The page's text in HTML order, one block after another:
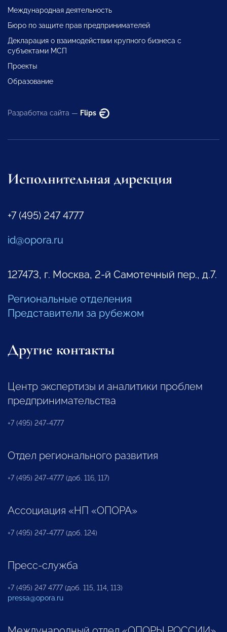
Международная деятельность
Бюро по защите прав предпринимателей
Декларация о взаимодействии крупного бизнеса с
субъектами МСП
Проекты
Образование
Разработка сайта — Flips
Исполнительная дирекция
+7 (495) 247 4777
id@opora.ru
127473, г. Москва, 2-й Самотечный пер., д.7.
Региональные отделения
Представители за рубежом
Другие контакты
Центр экспертизы и аналитики проблем
предпринимательства
+7 (495) 247-4777
Отдел регионального развития
+7 (495) 247-4777 (доб. 116, 117)
Ассоциация «НП «ОПОРА»
+7 (495) 247-4777 (доб. 124)
Пресс-служба
+7 (495) 247 4777 (доб. 115, 114, 113)
pressa@opora.ru